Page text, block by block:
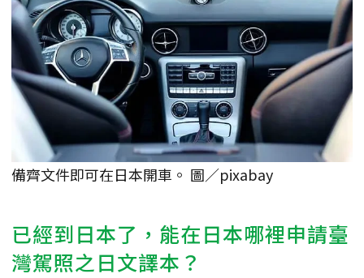
備齊文件即可在日本開車。 圖／pixabay
已經到日本了，能在日本哪裡申請臺
灣駕照之日文譯本？